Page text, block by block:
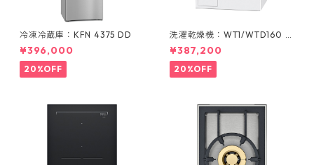
冷凍冷蔵庫：KFN 4375 DD
¥396,000
20%OFF
洗濯乾燥機：WT1/WTD160 W
CS
¥387,200
20%OFF